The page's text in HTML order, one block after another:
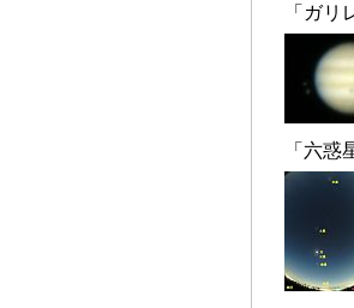
「ガリ
「六惑